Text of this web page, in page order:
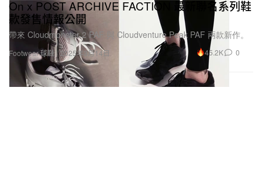
Footwear 球鞋
On x POST ARCHIVE FACTION 最新聯名系列鞋
款發售情報公開
帶來 Cloudmonster 2 PAF 與 Cloudventure Peak PAF 兩款新作。
2025年3月14日 45.2K 0